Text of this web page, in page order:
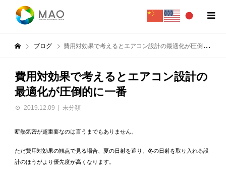
ブログ 費用対効果で考えるとエアコン設計の最適化が圧倒的に一番
費用対効果で考えるとエアコン設計の
最適化が圧倒的に一番
2019.12.09 未分類
断熱気密が超重要なのは言うまでもありません。
ただ費用対効果の観点で見る場合、夏の日射を遮り、冬の日射を取り入れる設
計のほうがより優先度が高くなります。